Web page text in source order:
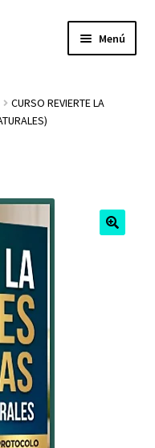
Menú
hijo
CURSO REVIERTE LA